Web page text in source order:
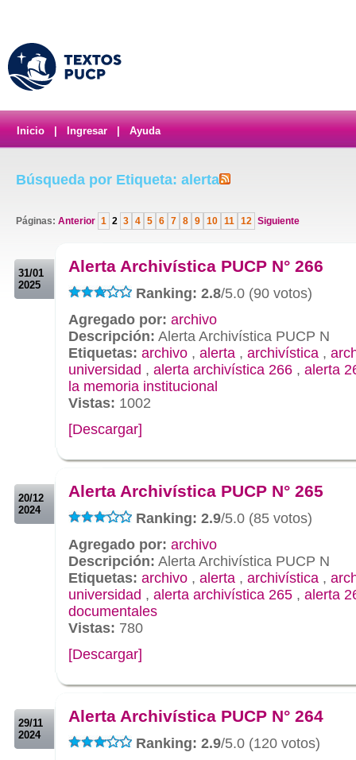
Inicio Ingresar Ayuda
Búsqueda por Etiqueta: alerta
Páginas: Anterior 1 2 3 4 5 6 7 8 9 10 11 12 Siguiente
31/01
2025
Alerta Archivística PUCP N° 266
Ranking: 2.8/5.0 (90 votos)
Agregado por: archivo
Descripción: Alerta Archivística PUCP N
Etiquetas: archivo , alerta , archivística ,
universidad , alerta archivística 266 , alerta
la memoria institucional
Vistas: 1002
[Descargar]
20/12
2024
Alerta Archivística PUCP N° 265
Ranking: 2.9/5.0 (85 votos)
Agregado por: archivo
Descripción: Alerta Archivística PUCP N
Etiquetas: archivo , alerta , archivística ,
universidad , alerta archivística 265 , alerta
documentales
Vistas: 780
[Descargar]
29/11
2024
Alerta Archivística PUCP N° 264
Ranking: 2.9/5.0 (120 votos)